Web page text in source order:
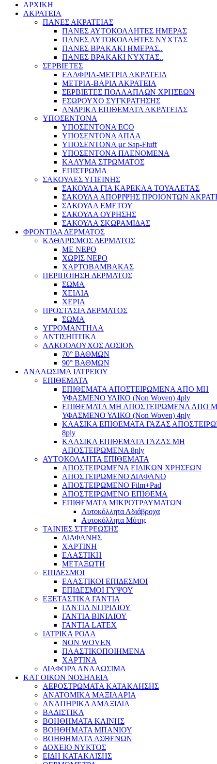
ΑΡΧΙΚΗ
ΑΚΡΑΤΕΙΑ
ΠΑΝΕΣ ΑΚΡΑΤΕΙΑΣ
ΠΑΝΕΣ ΑΥΤΟΚΟΛΛΗΤΕΣ ΗΜΕΡΑΣ
ΠΑΝΕΣ ΑΥΤΟΚΟΛΛΗΤΕΣ ΝΥΧΤΑΣ
ΠΑΝΕΣ ΒΡΑΚΑΚΙ ΗΜΕΡΑΣ..
ΠΑΝΕΣ ΒΡΑΚΑΚΙ ΝΥΧΤΑΣ..
ΣΕΡΒΙΕΤΕΣ
ΕΛΑΦΡΙΑ-ΜΕΤΡΙΑ ΑΚΡΑΤΕΙΑ
ΜΕΤΡΙΑ-ΒΑΡΙΑ ΑΚΡΑΤΕΙΑ
ΣΕΡΒΙΕΤΕΣ ΠΟΛΛΑΠΛΩΝ ΧΡΗΣΕΩΝ
ΕΣΩΡΟΥΧΟ ΣΥΓΚΡΑΤΗΣΗΣ
ΑΝΔΡΙΚΑ ΕΠΙΘΕΜΑΤΑ ΑΚΡΑΤΕΙΑΣ
ΥΠΟΣΕΝΤΟΝΑ
ΥΠΟΣΕΝΤΟΝΑ ECO
ΥΠΟΣΕΝΤΟΝΑ ΑΠΛΑ
ΥΠΟΣΕΝΤΟΝΑ με Sap-Fluff
ΥΠΟΣΕΝΤΟΝΑ ΠΛΕΝΟΜΕΝΑ
ΚΑΛΥΜΑ ΣΤΡΩΜΑΤΟΣ
ΕΠΙΣΤΡΩΜΑ
ΣΑΚΟΥΛΕΣ ΥΓΙΕΙΝΗΣ
ΣΑΚΟΥΛΑ ΓΙΑ ΚΑΡΕΚΛΑ ΤΟΥΑΛΕΤΑΣ
ΣΑΚΟΥΛΑ ΑΠΟΡΙΨΗΣ ΠΡΟΙΟΝΤΩΝ
ΣΑΚΟΥΛΑ ΕΜΕΤΟΥ
ΣΑΚΟΥΛΑ ΟΥΡΗΣΗΣ
ΣΑΚΟΥΛΑ ΣΚΩΡΑΜΙΔΑΣ
ΦΡΟΝΤΙΔΑ ΔΕΡΜΑΤΟΣ
ΚΑΘΑΡΙΣΜΟΣ ΔΕΡΜΑΤΟΣ
ΜΕ ΝΕΡΟ
ΧΩΡΙΣ ΝΕΡΟ
ΧΑΡΤΟΒΑΜΒΑΚΑΣ
ΠΕΡΙΠΟΙΗΣΗ ΔΕΡΜΑΤΟΣ
ΣΩΜΑ
ΧΕΙΛΙΑ
ΧΕΡΙΑ
ΠΡΟΣΤΑΣΙΑ ΔΕΡΜΑΤΟΣ
ΣΩΜΑ
ΥΓΡΟΜΑΝΤΗΛΑ
ΑΝΤΙΣΗΠΤΙΚΑ
ΑΛΚΟΟΛΟΥΧΟΣ ΛΟΣΙΟΝ
70° ΒΑΘΜΩΝ
90° ΒΑΘΜΩΝ
ΑΝΑΛΩΣΙΜΑ ΙΑΤΡΕΙΟΥ
ΕΠΙΘΕΜΑΤΑ
ΕΠΙΘΕΜΑΤΑ ΑΠΟΣΤΕΙΡΩΜΕΝΑ ΑΠΟ ΜΗ
ΥΦΑΣΜΕΝΟ ΥΛΙΚΟ (Non Woven) 4ply
ΕΠΙΘΕΜΑΤΑ ΜΗ ΑΠΟΣΤΕΙΡΩΜΕΝΑ ΑΠΟ
ΥΦΑΣΜΕΝΟ ΥΛΙΚΟ (Non Woven) 4ply
ΚΛΑΣΙΚΑ ΕΠΙΘΕΜΑΤΑ ΓΑΖΑΣ
8ply
ΚΛΑΣΙΚΑ ΕΠΙΘΕΜΑΤΑ ΓΑΖΑΣ ΜΗ
ΑΠΟΣΤΕΙΡΩΜΕΝΑ 8ply
ΑΥΤΟΚΟΛΛΗΤΑ ΕΠΙΘΕΜΑΤΑ
ΑΠΟΣΤΕΙΡΩΜΕΝΑ ΕΙΔΙΚΩΝ ΧΡΗΣΕΩΝ
ΑΠΟΣΤΕΙΡΩΜΕΝΟ ΔΙΑΦΑΝΟ
ΑΠΟΣΤΕΙΡΩΜΕΝΟ Film+Pad
ΑΠΟΣΤΕΙΡΩΜΕΝΟ ΕΠΙΘΕΜΑ
ΕΠΙΘΕΜΑΤΑ ΜΙΚΡΟΤΡΑΥΜΑΤΩΝ
Αυτοκόλλητα Αδιάβροχα
Αυτοκόλλητα Μύτης
ΤΑΙΝΙΕΣ ΣΤΕΡΕΩΣΗΣ
ΔΙΑΦΑΝΗΣ
ΧΑΡΤΙΝΗ
ΕΛΑΣΤΙΚΗ
ΜΕΤΑΞΩΤΗ
ΕΠΙΔΕΣΜΟΙ
ΕΛΑΣΤΙΚΟΙ ΕΠΙΔΕΣΜΟΙ
ΕΠΙΔΕΣΜΟΙ ΓΥΨΟΥ
ΕΞΕΤΑΣΤΙΚΑ ΓΑΝΤΙΑ
ΓΑΝΤΙΑ ΝΙΤΡΙΛΙΟΥ
ΓΑΝΤΙΑ ΒΙΝΙΛΙΟΥ
ΓΑΝΤΙΑ LATEX
ΙΑΤΡΙΚΑ ΡΟΛΑ
NON WOVEN
ΠΛΑΣΤΙΚΟΠΟΙΗΜΕΝΑ
ΧΑΡΤΙΝΑ
ΔΙΑΦΟΡΑ ΑΝΑΛΩΣΙΜΑ
ΚΑΤ ΟΙΚΟΝ ΝΟΣΗΛΕΙΑ
ΑΕΡΟΣΤΡΩΜΑΤΑ ΚΑΤΑΚΛΗΣΗΣ
ΑΝΑΤΟΜΙΚΑ ΜΑΞΙΛΑΡΙΑ
ΑΝΑΠΗΡΙΚΑ ΑΜΑΞΙΔΙΑ
ΒΑΔΙΣΤΙΚΑ
ΒΟΗΘΗΜΑΤΑ ΚΛΙΝΗΣ
ΒΟΗΘΗΜΑΤΑ ΜΠΑΝΙΟΥ
ΒΟΗΘΗΜΑΤΑ ΑΣΘΕΝΩΝ
ΔΟΧΕΙΟ ΝΥΚΤΟΣ
ΕΙΔΗ ΚΑΤΑΚΛΙΣΗΣ